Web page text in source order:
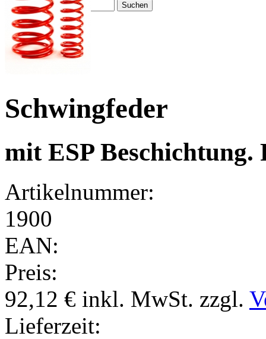
Schwingfeder
mit ESP Beschichtung.
Artikelnummer:
1900
EAN:
Preis:
92,12 € inkl. MwSt. zzgl.
Lieferzeit: